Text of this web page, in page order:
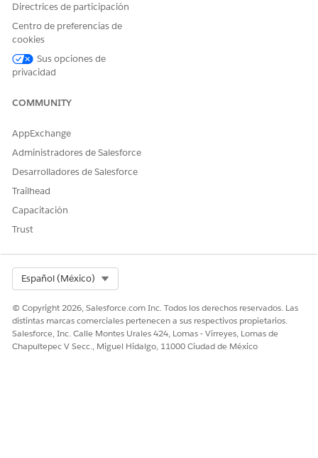
tendencias de uso diarias.
Ver activos gestionados en Digital Wallet
gestionados durante un periodo de tiempo específico
para monitorear el consumo y asegurarse de que la
Utilice estas mediciones para comparar el uso actual con
que afectan a su marca de agua alta.
¿RESOLVIÓ ESTE ARTÍCULO SU PROBLEMA?
Directrices de participación
Centro de preferencias de
cookies
Sus opciones de
privacidad
COMMUNITY
AppExchange
Administradores de Salesforce
Desarrolladores de Salesforce
Trailhead
Capacitación
Trust
Español (México)
© Copyright 2026, Salesforce.com Inc. Todos los derechos reservados. Las
distintas marcas comerciales pertenecen a sus respectivos propietarios.
Salesforce, Inc. Calle Montes Urales 424, Lomas - Virreyes, Lomas de
Chapultepec V Secc., Miguel Hidalgo, 11000 Ciudad de México